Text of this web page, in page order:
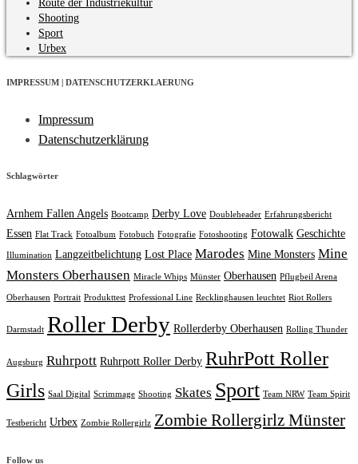
Route der Industriekultur
Shooting
Sport
Urbex
IMPRESSUM | DATENSCHUTZERKLAERUNG
Impressum
Datenschutzerklärung
Schlagwörter
Arnhem Fallen Angels Bootcamp Derby Love Doubleheader Erfahrungsbericht
Essen Flat Track Fotoalbum Fotobuch Fotografie Fotoshooting Fotowalk Geschichte
Illumination Langzeitbelichtung Lost Place Marodes Mine Monsters Mine
Monsters Oberhausen Miracle Whips Münster Oberhausen Pflugbeil Arena
Oberhausen Portrait Produkttest Professional Line Recklinghausen leuchtet Riot Rollers
Darmstadt Roller Derby Rollerderby Oberhausen Rolling Thunder
Augsburg Ruhrpott Ruhrpott Roller Derby RuhrPott Roller
Girls Saal Digital Scrimmage Shooting Skates Sport Team NRW Team Spirit
Testbericht Urbex Zombie Rollergirlz Zombie Rollergirlz Münster
Follow us